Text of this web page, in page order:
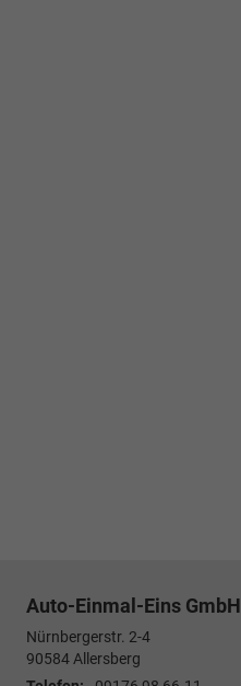
Auto-Einmal-Eins GmbH
Nürnbergerstr. 2-4
90584Allersberg